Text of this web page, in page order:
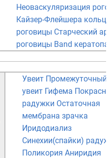
Неоваскуляризация
Кайзер-Флейшера кольца
роговицы Старческий
роговицы Band
Увеит Промежуточный
увеит Гифема
радужки Остаточная
мембрана зрачка
Иридодиализ
Синехии(спайки)
Поликория Аниридия